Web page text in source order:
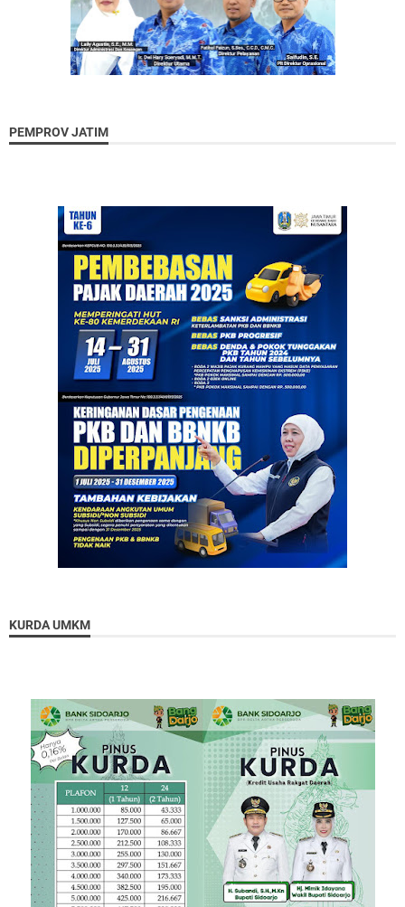
PEMPROV JATIM
KURDA UMKM